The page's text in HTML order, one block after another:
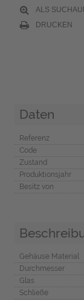
ALS
DRUCKEN
Daten
Referenz
Code
Zustand
Produktionsjahr
Besitz von
Gehäuse Material
Durchmesser
Glas
Schließe